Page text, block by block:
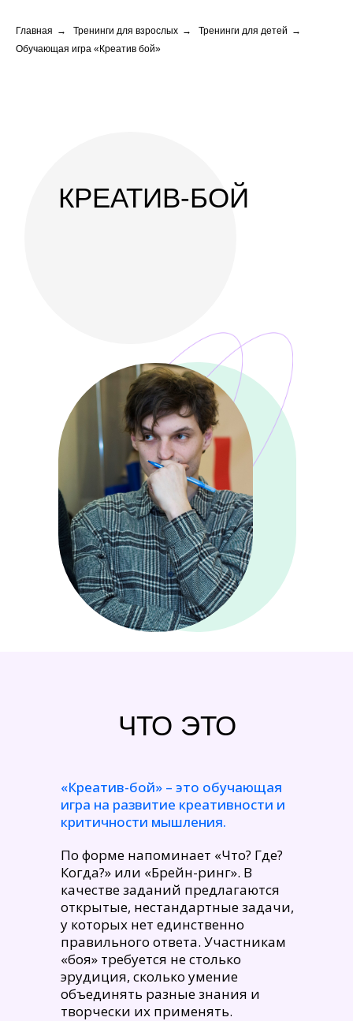
Главная → Тренинги для взрослых → Тренинги для детей →
Обучающая игра «Креатив бой»
КРЕАТИВ-БОЙ
ЧИТАТЬ
«Креатив-бой» – это обучающая
игра на развитие креативности и
критичности мышления.
По форме напоминает «Что? Где?
Когда?» или «Брейн-ринг». В
качестве заданий предлагаются
открытые, нестандартные задачи,
у которых нет единственно
правильного ответа. Участникам
«боя» требуется не столько
эрудиция, сколько умение
объединять разные знания и
творчески их применять.
ЧТО ЭТО